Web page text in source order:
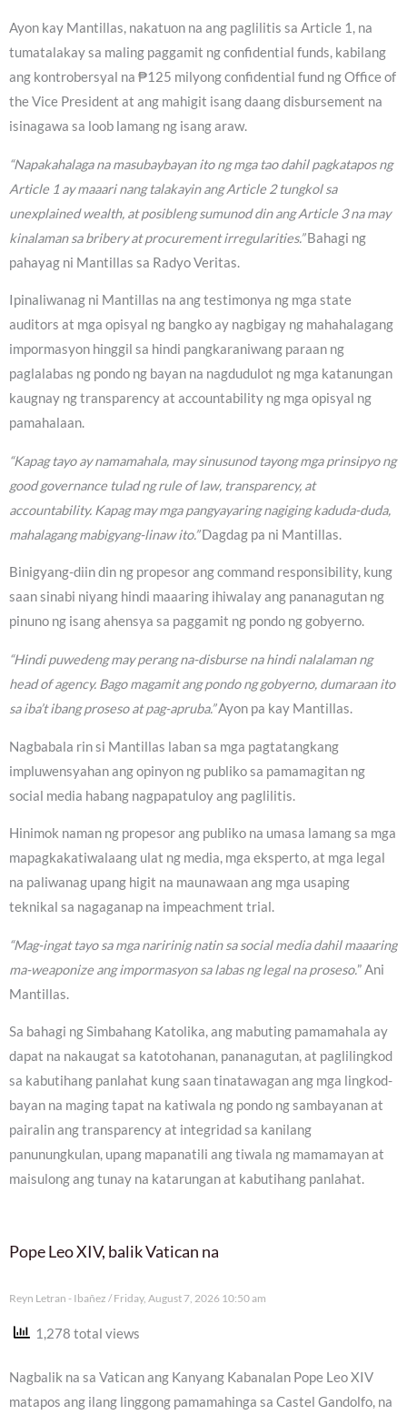
Ayon kay Mantillas, nakatuon na ang paglilitis sa Article 1, na
tumatalakay sa maling paggamit ng confidential funds, kabilang
ang kontrobersyal na ₱125 milyong confidential fund ng Office of
the Vice President at ang mahigit isang daang disbursement na
isinagawa sa loob lamang ng isang araw.
“Napakahalaga na masubaybayan ito ng mga tao dahil pagkatapos ng
Article 1 ay maaari nang talakayin ang Article 2 tungkol sa
unexplained wealth, at posibleng sumunod din ang Article 3 na may
kinalaman sa bribery at procurement irregularities.”Bahagi ng
pahayag ni Mantillas sa Radyo Veritas.
Ipinaliwanag ni Mantillas na ang testimonya ng mga state
auditors at mga opisyal ng bangko ay nagbigay ng mahahalagang
impormasyon hinggil sa hindi pangkaraniwang paraan ng
paglalabas ng pondo ng bayan na nagdudulot ng mga katanungan
kaugnay ng transparency at accountability ng mga opisyal ng
pamahalaan.
“Kapag tayo ay namamahala, may sinusunod tayong mga prinsipyo ng
good governance tulad ng rule of law, transparency, at
accountability. Kapag may mga pangyayaring nagiging kaduda-duda,
mahalagang mabigyang-linaw ito.”Dagdag pa ni Mantillas.
Binigyang-diin din ng propesor ang command responsibility, kung
saan sinabi niyang hindi maaaring ihiwalay ang pananagutan ng
pinuno ng isang ahensya sa paggamit ng pondo ng gobyerno.
“Hindi puwedeng may perang na-disburse na hindi nalalaman ng
head of agency. Bago magamit ang pondo ng gobyerno, dumaraan ito
sa iba’t ibang proseso at pag-apruba.”Ayon pa kay Mantillas.
Nagbabala rin si Mantillas laban sa mga pagtatangkang
impluwensyahan ang opinyon ng publiko sa pamamagitan ng
social media habang nagpapatuloy ang paglilitis.
Hinimok naman ng propesor ang publiko na umasa lamang sa mga
mapagkakatiwalaang ulat ng media, mga eksperto, at mga legal
na paliwanag upang higit na maunawaan ang mga usaping
teknikal sa nagaganap na impeachment trial.
“Mag-ingat tayo sa mga naririnig natin sa social media dahil maaaring
ma-weaponize ang impormasyon sa labas ng legal na proseso.” Ani
Mantillas.
Sa bahagi ng Simbahang Katolika, ang mabuting pamamahala ay
dapat na nakaugat sa katotohanan, pananagutan, at paglilingkod
sa kabutihang panlahat kung saan tinatawagan ang mga lingkod-
bayan na maging tapat na katiwala ng pondo ng sambayanan at
pairalin ang transparency at integridad sa kanilang
panunungkulan, upang mapanatili ang tiwala ng mamamayan at
maisulong ang tunay na katarungan at kabutihang panlahat.
Pope Leo XIV, balik Vatican na
Reyn Letran - Ibañez Friday, August 7, 2026 10:50 am
1,278 total views
Nagbalik na sa Vatican ang Kanyang Kabanalan Pope Leo XIV
matapos ang ilang linggong pamamahinga sa Castel Gandolfo, na